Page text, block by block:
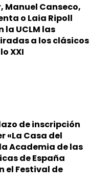
Manuel Canseco,
o Laia Ripoll
la UCLM las
a los clásicos
XXI
de inscripción
«La Casa del
Academia de las
de España
el Festival de